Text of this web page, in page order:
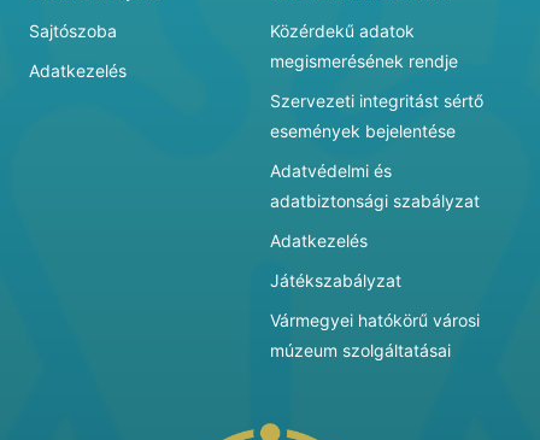
Sajtószoba
Adatkezelés
Közérdekű adatok
megismerésének rendje
Szervezeti integritást sértő
események bejelentése
Adatvédelmi és
adatbiztonsági szabályzat
Adatkezelés
Játékszabályzat
Vármegyei hatókörű városi
múzeum szolgáltatásai